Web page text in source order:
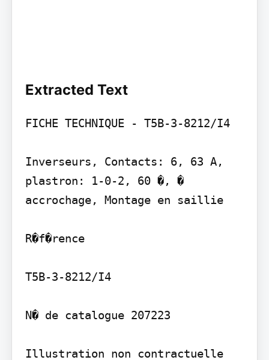
Extracted Text
FICHE TECHNIQUE - T5B-3-8212/I4
Inverseurs, Contacts: 6, 63 A,
plastron: 1-0-2, 60 �, �
accrochage, Montage en saillie
R�f�rence
T5B-3-8212/I4
N� de catalogue 207223
Illustration non contractuelle